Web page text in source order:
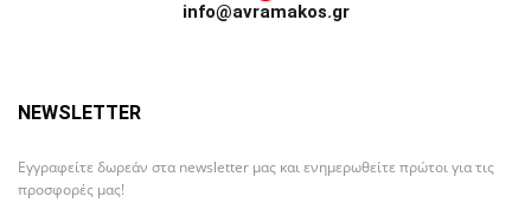
info@avramakos.gr
NEWSLETTER
Εγγραφείτε δωρεάν στα newsletter μας και ενημερωθείτε πρώτοι για τις
προσφορές μας!